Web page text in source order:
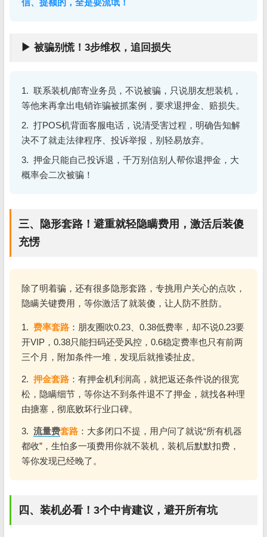
▶ 被骗别慌！3步维权，追回损失
1. 联系装机/邮寄业务员，不说被骗，只说朋友想装机，
等他来再拿出电销诈骗被抓案例，要求退押金、赔损失。
2. 打POS机背面客服电话，说清受害过程，明确告知解
决不了就走法律程序、投诉举报，别轻易放弃。
3. 押金只能自己投诉退，千万别信别人帮你退押金，大
概率会二次被骗！
三、隐形套路！避重就轻隐瞒费用，激活后装傻
充愣
除了明着骗，还有很多隐形套路，专挑用户关心的点吹，
隐瞒关键费用，等你激活了就装傻，让人防不胜防。
1. 费率套路 ：朋友圈吹0.23、0.38低费率，却不说0.23要
开VIP，0.38只能扫码还受风控，0.6稳定费率也只有前两
三个月，附加条件一堆，发现后就推诿扯皮。
2. 押金套路 ：有押金机利润高，就把返还条件说的很宽
松，隐瞒细节，等你达不到条件退不了押金，就找各种理
由搪塞，彻底败坏行业口碑。
3. 流量费套路 ：大多闭口不提，用户问了就说“所有机器
都收”，生怕多一项费用你就不装机，装机后默默扣费，
等你发现已经晚了。
四、装机必看！3个中肯建议，避开所有坑